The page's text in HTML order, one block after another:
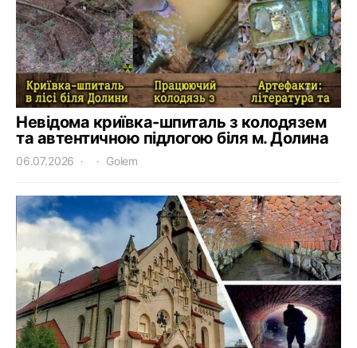
Невідома криївка-шпиталь з колодязем
та автентичною підлогою біля м. Долина
06.07.2026 Golem